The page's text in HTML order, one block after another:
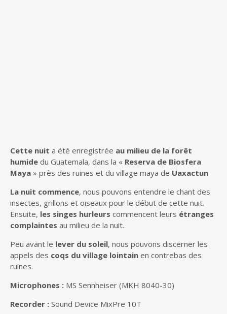
Cette nuit a été enregistrée au milieu de la forêt
humide du Guatemala, dans la « Reserva de Biosfera
Maya » près des ruines et du village maya de Uaxactun
La nuit commence, nous pouvons entendre le chant des
insectes, grillons et oiseaux pour le début de cette nuit.
Ensuite, les singes hurleurs commencent leurs étranges
complaintes au milieu de la nuit.
Peu avant le lever du soleil, nous pouvons discerner les
appels des coqs du village lointain en contrebas des
ruines.
Microphones : MS Sennheiser (MKH 8040-30)
Recorder : Sound Device MixPre 10T